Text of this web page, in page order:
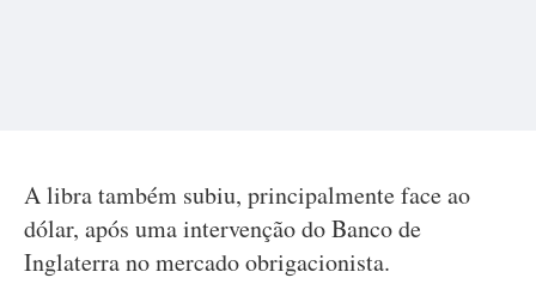
A libra também subiu, principalmente face ao
dólar, após uma intervenção do Banco de
Inglaterra no mercado obrigacionista.